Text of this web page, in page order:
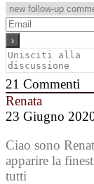
21 Commenti
Renata
23 Giugno
Ciao sono
apparire la
tutti